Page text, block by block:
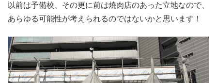
以前は予備校、その更に前は焼肉店のあった立地なので、
あらゆる可能性が考えられるのではないかと思います！